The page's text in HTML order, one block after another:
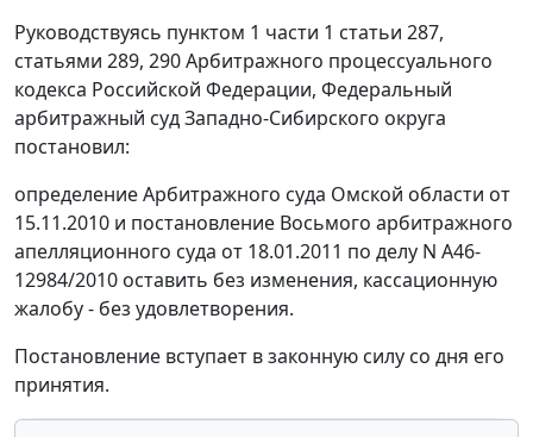
Руководствуясь пунктом 1 части 1 статьи 287,
статьями 289, 290Арбитражного процессуального
кодекса Российской Федерации, Федеральный
арбитражный суд Западно-Сибирского округа
постановил:
определение Арбитражного суда Омской области от
15.11.2010 и постановление Восьмого арбитражного
апелляционного суда от 18.01.2011 по делу N А46-
12984/2010 оставить без изменения, кассационную
жалобу - без удовлетворения.
Постановление вступает в законную силу со дня его
принятия.